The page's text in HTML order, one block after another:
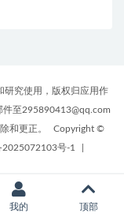
研究使用，版权归应用作
至295890413@qq.com
和更正。
Copyright ©
2025072103号-1
我的 顶部